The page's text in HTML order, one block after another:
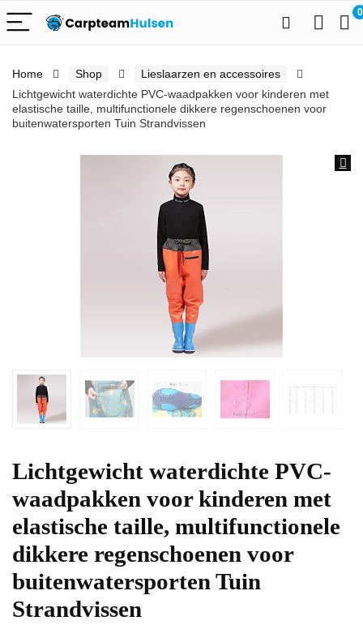
0
Home Shop
Lieslaarzen en accessoires
Lichtgewicht waterdichte PVC-waadpakken voor kinderen met
elastische taille, multifunctionele dikkere regenschoenen voor
buitenwatersporten Tuin Strandvissen
Lichtgewicht waterdichte PVC-
waadpakken voor kinderen met
elastische taille, multifunctionele
dikkere regenschoenen voor
buitenwatersporten Tuin
Strandvissen